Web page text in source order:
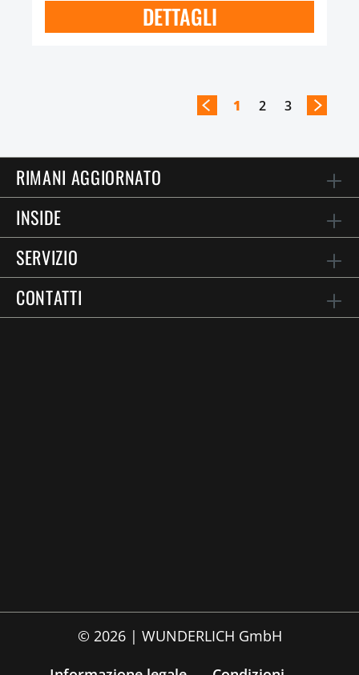
DETTAGLI
1 2 3
RIMANI AGGIORNATO
INSIDE
SERVIZIO
CONTATTI
© 2026 | WUNDERLICH GmbH